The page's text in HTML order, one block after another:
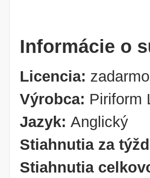
Informácie o
Licencia:
Výrobca: Piriform
Jazyk: Anglický
Stiahnutia za
Stiahnutia